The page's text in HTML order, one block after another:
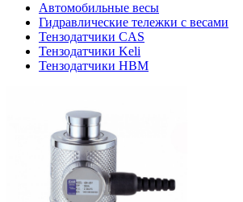
Автомобильные весы
Гидравлические тележки с весами
Тензодатчики CAS
Тензодатчики Keli
Тензодатчики HBM